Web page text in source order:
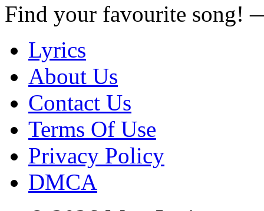
Find your favourite song!
Lyrics
About Us
Contact Us
Terms Of Use
Privacy Policy
DMCA